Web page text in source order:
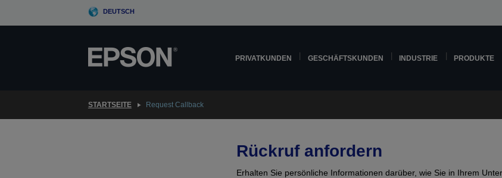
DEUTSCH
PRIVATKUNDEN GESCHÄFTSKUNDEN INDUSTRIE PRODUKTE
STARTSEITE Request Callback
Rückruf anfordern
Erhalten Sie persönliche Informationen darüber, wie Sie in Ihrem